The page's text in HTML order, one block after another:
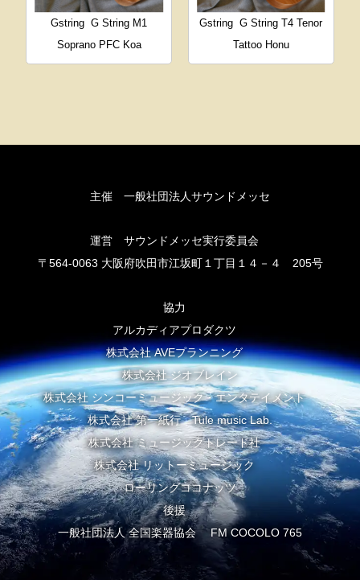
Gstring G String M1
Soprano PFC Koa
Gstring G String T4 Tenor
Tattoo Honu
主催 一般社団法人サウンドメッセ
運営 サウンドメッセ実行委員会
〒564-0063 大阪府吹田市江坂町１丁目１４－４ 205号
協力
アルカディアプロダクツ
株式会社 AVEプランニング
株式会社 ジオブレイン
株式会社 シンコーミュージック・エンタテイメント
株式会社 第一紙行 Tule music Lab.
株式会社 ミュージックトレード社
株式会社 リットーミュージック
ローリングココナッツ
後援
一般社団法人 全国楽器協会 FM COCOLO 765